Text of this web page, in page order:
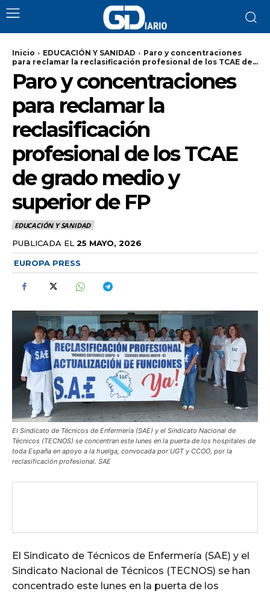
Inicio EDUCACIÓN Y SANIDAD
Paro y concentraciones
para reclamar la reclasificación profesional de los TCAE de...
Paro y concentraciones
para reclamar la
reclasificación
profesional de los TCAE
de grado medio y
superior de FP
EDUCACIÓN Y SANIDAD
PUBLICADA EL 25 MAYO, 2026
EUROPA PRESS
El Sindicato de Técnicos de Enfermería (SAE) y el Sindicato Nacional de
Técnicos (TECNOS) se concentran este lunes en la puerta de los hospitales de
toda España en apoyo a la huelga, convocada por UGT y CCOO, por la
reclasificación profesional. SAE
El Sindicato de Técnicos de Enfermería (SAE) y el
Sindicato Nacional de Técnicos (TECNOS) se han
concentrado este lunes en la puerta de los